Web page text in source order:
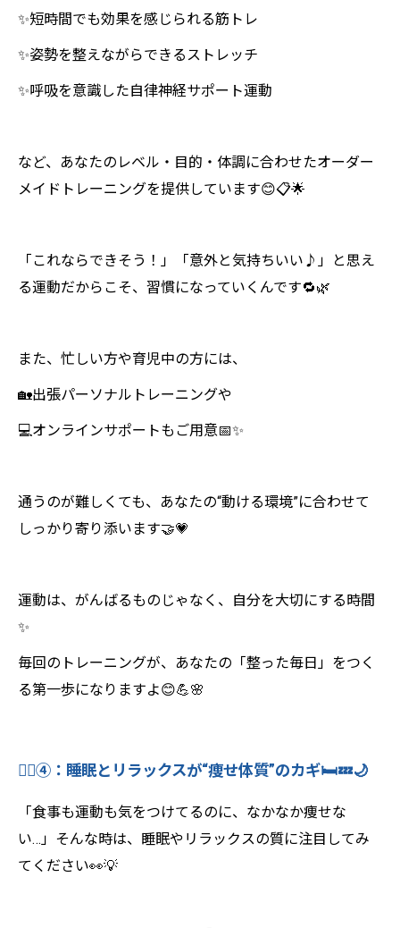
✨短時間でも効果を感じられる筋トレ
✨姿勢を整えながらできるストレッチ
✨呼吸を意識した自律神経サポート運動
など、あなたのレベル・目的・体調に合わせたオーダー
メイドトレーニングを提供しています😊📋🌟
「これならできそう！」「意外と気持ちいい♪」と思え
る運動だからこそ、習慣になっていくんです🔁🌿
また、忙しい方や育児中の方には、
🏡出張パーソナルトレーニングや
💻オンラインサポートもご用意📅✨
通うのが難しくても、あなたの“動ける環境”に合わせて
しっかり寄り添います🤝💗
運動は、がんばるものじゃなく、自分を大切にする時間
✨
毎回のトレーニングが、あなたの「整った毎日」をつく
る第一歩になりますよ😊💪🌸
🧘‍♀️④：睡眠とリラックスが“痩せ体質”のカギ🛏️💤🌙
「食事も運動も気をつけてるのに、なかなか痩せな
い…」そんな時は、睡眠やリラックスの質に注目してみ
てください👀💡